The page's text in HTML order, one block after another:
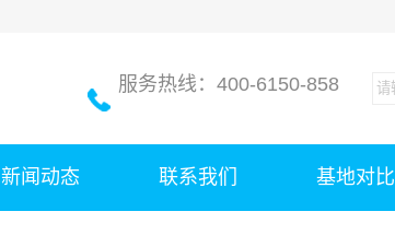
服务热线：400-6150-858
新闻动态 联系我们 基地对比